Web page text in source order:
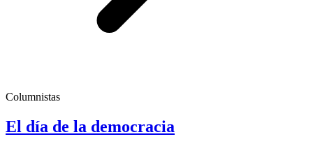
Columnistas
El día de la democracia